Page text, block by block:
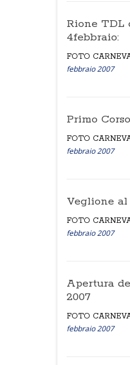
Rione TDL
4febbraio:
FOTO
febbraio 2007
Primo
FOTO
febbraio 2007
Veglione
FOTO
febbraio 2007
Apertura
2007
FOTO
febbraio 2007